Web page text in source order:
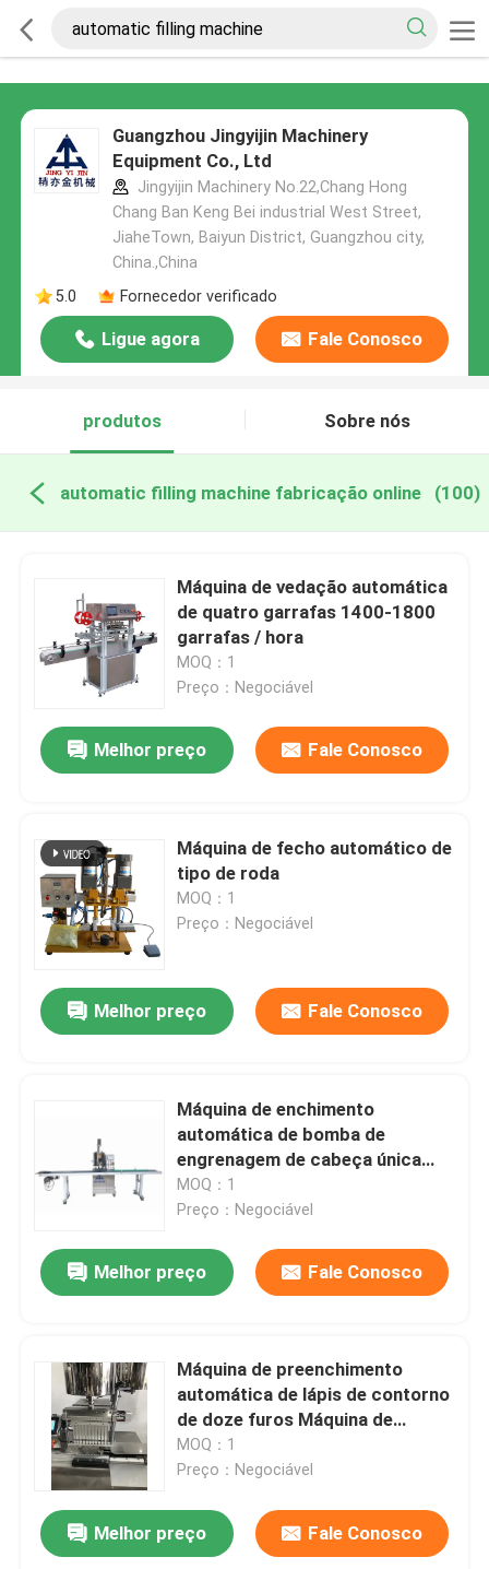
Guangzhou Jingyijin Machinery
Equipment Co., Ltd
Jingyijin Machinery No.22,Chang Hong
Chang Ban Keng Bei industrial West Street,
JiaheTown, Baiyun District, Guangzhou city,
China.,China
5.0
Fornecedor verificado
Ligue agora Fale Conosco
produtos Sobre nós
automatic filling machine fabricação online (100)
Máquina de vedação automática
de quatro garrafas 1400-1800
garrafas / hora
MOQ：1
Preço：Negociável
Melhor preço Fale Conosco
Máquina de fecho automático de
tipo de roda
MOQ：1
Preço：Negociável
Melhor preço Fale Conosco
Máquina de enchimento
automática de bomba de
engrenagem de cabeça única
com correia transportadora de
3000x200 mm
MOQ：1
Preço：Negociável
Melhor preço Fale Conosco
Máquina de preenchimento
automática de lápis de contorno
de doze furos Máquina de
preenchimento de caneta de
espuma
MOQ：1
Preço：Negociável
Melhor preço Fale Conosco